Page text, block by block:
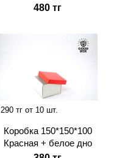
480 тг
290 тг от 10 шт.
Коробка 150*150*100
Красная + белое дно